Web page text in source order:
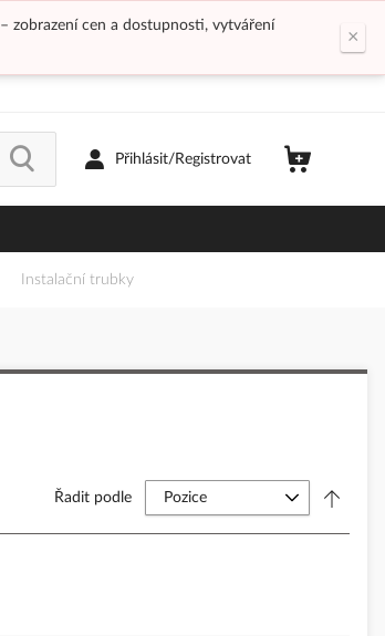
zobrazení cen a dostupnosti, vytváření
×
Přihlásit/Registrovat
Instalační trubky
Řadit podle